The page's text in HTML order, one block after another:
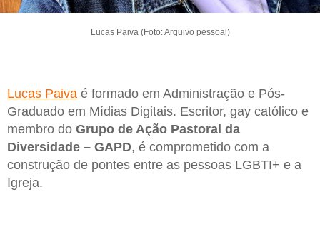
Lucas Paiva (Foto: Arquivo pessoal)
Lucas Paiva é formado em Administração e Pós-
Graduado em Mídias Digitais. Escritor, gay católico e
membro do Grupo de Ação Pastoral da
Diversidade – GAPD, é comprometido com a
construção de pontes entre as pessoas LGBTI+ e a
Igreja.